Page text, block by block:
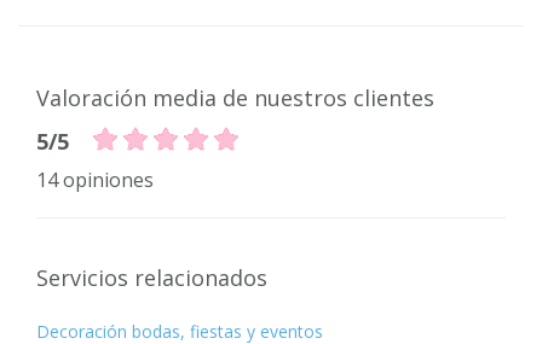
Valoración media de nuestros clientes
5/5
14 opiniones
Servicios relacionados
Decoración bodas, fiestas y eventos